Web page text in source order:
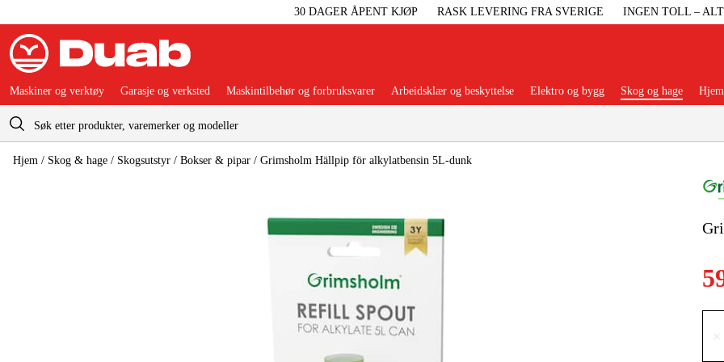
30 DAGER ÅPENT KJØP RASK LEVERING FRA SVERIGE INGEN TOLL –
Handlevogn
Maskiner
Maskiner og verktøy Garasje og verksted Maskintilbehør og forbruksvarer Arbeidsklær og beskyttelse Elektro og bygg Skog og hage
Hjem / Skog & hage / Skogsutstyr / Bokser & pipar / Grimsholm Hällpip för alkylatbensin 5L-dunk
×